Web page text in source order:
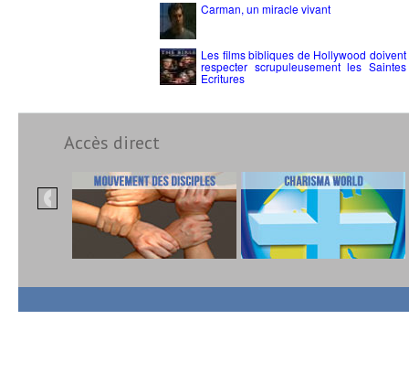
Carman, un miracle vivant
Les films bibliques de Hollywood doivent
respecter scrupuleusement les Saintes
Ecritures
Accès direct